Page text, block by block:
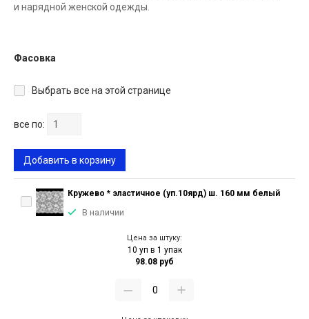
и нарядной женской одежды.
Фасовка
Выбрать все на этой странице
все по:
Добавить в корзину
Кружево * эластичное (уп.10ярд) ш. 160 мм белый
В наличии
Цена за штуку:
10 уп в 1 упак
98.08 руб